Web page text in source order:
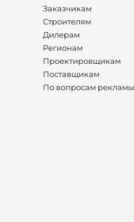
Заказчикам
Строителям
Дилерам
Регионам
Проектировщикам
Поставщикам
По вопросам рекламы